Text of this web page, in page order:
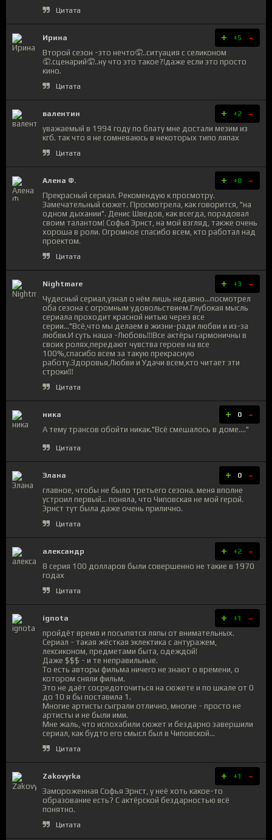
Цитата
Ирина + +5 -
Второй сезон -это нечто🤦..ситуация с селиконом
🤦.сценарий🤦..ну что это такое?!даже если это просто
кино.
Цитата
валентин + +2 -
уважаемый в 1994 году по блату мне достали мезим из
кгб. так что я не сомневаюсь в некоторых типо ляпах
Цитата
Алена Ф. + +8 -
Прекрасный сериал. Рекомендую к просмотру.
Замечательный сюжет. Просмотрела, как говорится, "на
одном дыхании". Денис Шведов, как всегда, порадовал
своим талантом! Софья Эрнст, на мой взгляд, также очень
хороша в роли. Огромное спасибо всем, кто работал над
проектом.
Цитата
Nightmare + +3 -
Чудесный сериал,узнал о нём лишь недавно...посмотрел
оба сезона с огромным удовольствием.Глубокая мысль
сериала проходит красной нитью через все
серии..."Всё,что мы делаем в жизни-ради любви и из-за
любви.И суть наша -Любовь!!!Все актёры гармоничны в
своих ролях,передают чувства героев на все
100%,спасибо всем за такую прекрасную
работу.Здоровья,Любви и Удачи всем,кто читает эти
строки!!!
Цитата
ника + 0 -
А тему трансов обойти никак."Всё смешалось в доме...."
Цитата
Элана + 0 -
главное, чтобы не было третьего сезона. меня вполне
устроил первый... поняла, что Чиповская не мой герой.
Эрнст тут была даже очень прилично.
Цитата
александр + +2 -
8 серия 100 долларов были совершенно не такие в 1970
годах
Цитата
ignota + +1 -
пройдёт время и посыпятся ляпы от внимательных.
Сериал - такая жёсткая эклектика с антуражем,
лексиконом, предметами быта, одеждой!
Даже $$$ - и те неправильные.
То есть авторы фильма ничего не знают о времени, о
котором сняли фильм.
Это не даёт сосредоточиться на сюжете и по шкале от 0
до 10 я бы поставила 1.
Многие артисты сыграли отлично, многие - просто не
артисты и не были ими.
Мне жаль, что испохабили сюжет и бездарно завершили
сериал, как будто его смысл был в Чиповской...
Цитата
Zakovyrka + +1 -
Замороженная Софья Эрнст, у неё хоть какое-то
образование есть? С актёрской бездарностью всё
понятно.
Цитата